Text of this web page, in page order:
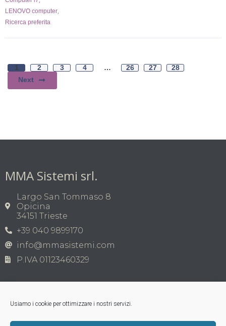
Usiamo i cookie per ottimizzare i nostri servizi.
LENOVO computer
Ricerca preferita
1 2 3 4 … 26 27
28
Next
MMA Sistemi srl.
Largo San Tommaso 8
Opicina
34151 Trieste
+39 040 9899170
info@mmasistemi.com
P.IVA 01123460329